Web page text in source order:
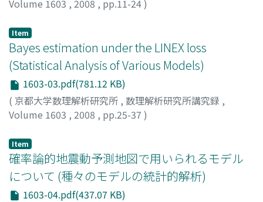
Volume 1603 , 2008 , pp.11-24)
Item
Bayes estimation under the LINEX loss
(Statistical Analysis of Various Models)
1603-03.pdf(781.12 KB)
( 京都大学数理解析研究所 , 数理解析研究所講究録 ,
Volume 1603 , 2008 , pp.25-37 )
Item
確率論的地震動予測地図で用いられるモデル
について (種々のモデルの統計的解析)
1603-04.pdf(437.07 KB)